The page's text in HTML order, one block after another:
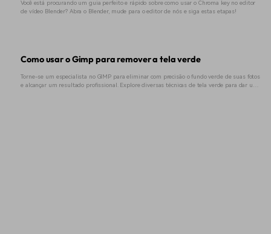
Você está procurando um guia perfeito e rápido sobre como usar o Chroma key no editor
de vídeo Blender? Abra o Blender, mude para o editor de nós e siga estas etapas!
Como usar o Gimp para remover a tela verde
Torne-se um especialista no GIMP para eliminar com precisão o fundo verde de suas fotos
e alcançar um resultado profissional. Explore diversas técnicas de tela verde para dar um